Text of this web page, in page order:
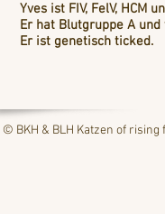
Yves ist FIV, FelV, HCM
Er hat Blutgruppe A
Er ist genetisch ticked.
© BKH & BLH Katzen of rising